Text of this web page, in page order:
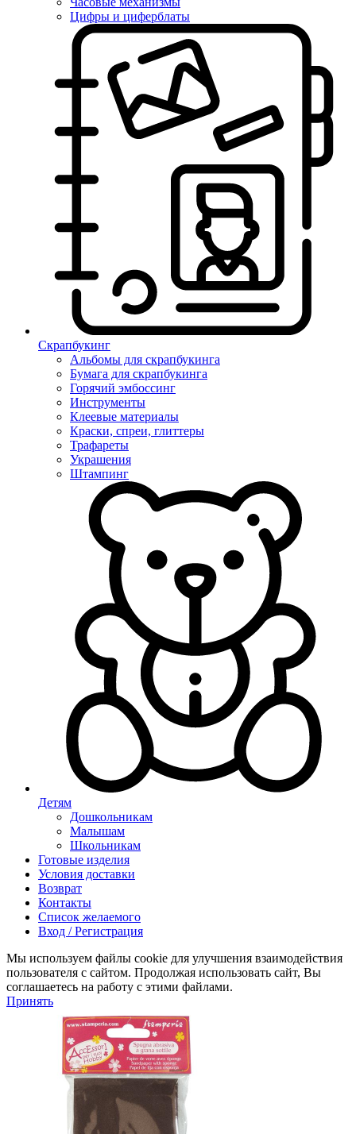
Цифры и циферблаты
Скрапбукинг
Альбомы для скрапбукинга
Бумага для скрапбукинга
Горячий эмбоссинг
Инструменты
Клеевые материалы
Краски, спреи, глиттеры
Трафареты
Украшения
Штампинг
Детям
Дошкольникам
Малышам
Школьникам
Готовые изделия
Условия доставки
Возврат
Контакты
Список желаемого
Вход / Регистрация
Мы используем файлы cookie для улучшения взаимодействия
пользователя с сайтом. Продолжая использовать сайт, Вы
соглашаетесь на работу с этими файлами.
Принять